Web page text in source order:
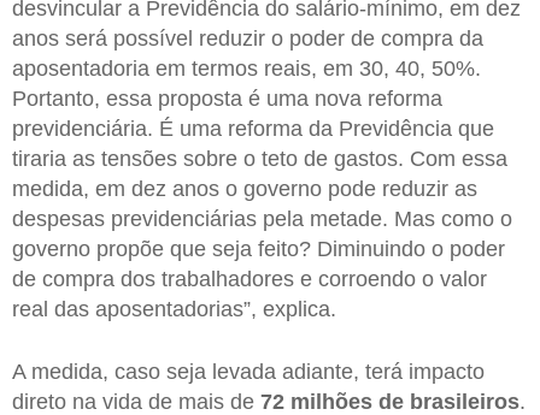
desvincular a Previdência do salário-mínimo, em dez
anos será possível reduzir o poder de compra da
aposentadoria em termos reais, em 30, 40, 50%.
Portanto, essa proposta é uma nova reforma
previdenciária. É uma reforma da Previdência que
tiraria as tensões sobre o teto de gastos. Com essa
medida, em dez anos o governo pode reduzir as
despesas previdenciárias pela metade. Mas como o
governo propõe que seja feito? Diminuindo o poder
de compra dos trabalhadores e corroendo o valor
real das aposentadorias”, explica.
A medida, caso seja levada adiante, terá impacto
direto na vida de mais de 72 milhões de brasileiros.